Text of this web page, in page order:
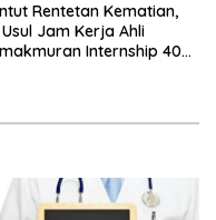
Rentetan Kematian,
Usul Jam Kerja Ahli
Internship 40